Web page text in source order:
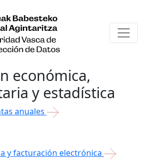
económica,
y estadística
anuales
y facturación electrónica